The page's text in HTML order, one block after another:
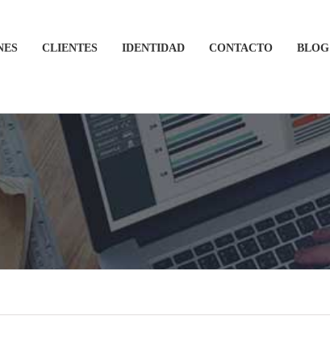
CLIENTES IDENTIDAD CONTACTO BLOG